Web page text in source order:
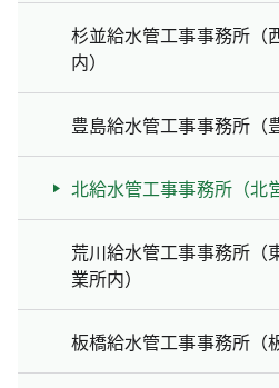
杉並給水管工事事務所（
内）
豊島給水管工事事務所（
北給水管工事事務所（北
荒川給水管工事事務所（
業所内）
板橋給水管工事事務所（